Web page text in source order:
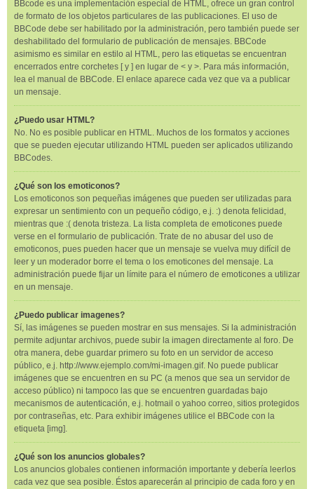
BBcode es una implementación especial de HTML, ofrece un gran control
de formato de los objetos particulares de las publicaciones. El uso de
BBCode debe ser habilitado por la administración, pero también puede ser
deshabilitado del formulario de publicación de mensajes. BBCode
asimismo es similar en estilo al HTML, pero las etiquetas se encuentran
encerrados entre corchetes [ y ] en lugar de < y >. Para más información,
lea el manual de BBCode. El enlace aparece cada vez que va a publicar
un mensaje.
¿Puedo usar HTML?
No. No es posible publicar en HTML. Muchos de los formatos y acciones
que se pueden ejecutar utilizando HTML pueden ser aplicados utilizando
BBCodes.
¿Qué son los emoticonos?
Los emoticonos son pequeñas imágenes que pueden ser utilizadas para
expresar un sentimiento con un pequeño código, e.j. :) denota felicidad,
mientras que :( denota tristeza. La lista completa de emoticones puede
verse en el formulario de publicación. Trate de no abusar del uso de
emoticonos, pues pueden hacer que un mensaje se vuelva muy difícil de
leer y un moderador borre el tema o los emoticones del mensaje. La
administración puede fijar un límite para el número de emoticones a utilizar
en un mensaje.
¿Puedo publicar imagenes?
Sí, las imágenes se pueden mostrar en sus mensajes. Si la administración
permite adjuntar archivos, puede subir la imagen directamente al foro. De
otra manera, debe guardar primero su foto en un servidor de acceso
público, e.j. http://www.ejemplo.com/mi-imagen.gif. No puede publicar
imágenes que se encuentren en su PC (a menos que sea un servidor de
acceso público) ni tampoco las que se encuentren guardadas bajo
mecanismos de autenticación, e.j. hotmail o yahoo correo, sitios protegidos
por contraseñas, etc. Para exhibir imágenes utilice el BBCode con la
etiqueta [img].
¿Qué son los anuncios globales?
Los anuncios globales contienen información importante y debería leerlos
cada vez que sea posible. Éstos aparecerán al principio de cada foro y en